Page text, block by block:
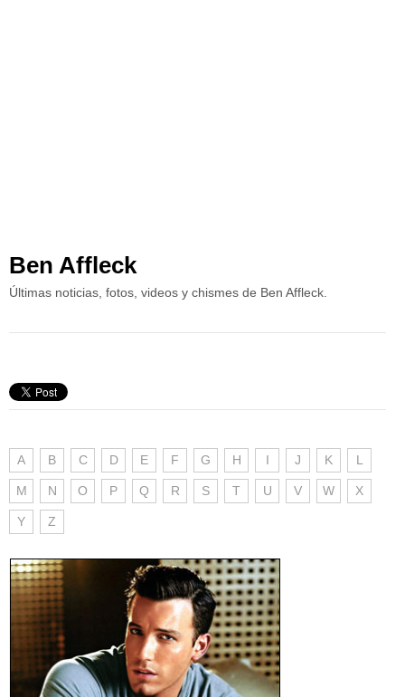
Ben Affleck
Últimas noticias, fotos, videos y chismes de Ben Affleck.
A B C D E F G H I J K L
M N O P Q R S T U V W X
Y Z